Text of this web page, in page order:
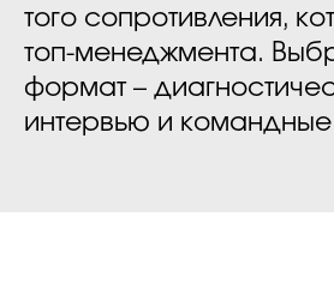
того сопротивления,
топ-менеджмента.
формат –
интервью и